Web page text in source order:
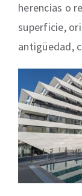
herencias o
superficie,
antigüedad,